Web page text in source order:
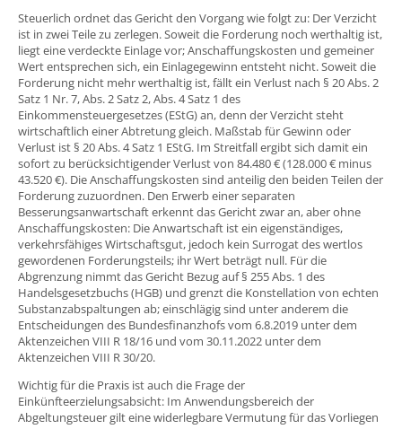
Steuerlich ordnet das Gericht den Vorgang wie folgt zu: Der Verzicht
ist in zwei Teile zu zerlegen. Soweit die Forderung noch werthaltig ist,
liegt eine verdeckte Einlage vor; Anschaffungskosten und gemeiner
Wert entsprechen sich, ein Einlagegewinn entsteht nicht. Soweit die
Forderung nicht mehr werthaltig ist, fällt ein Verlust nach § 20 Abs. 2
Satz 1 Nr. 7, Abs. 2 Satz 2, Abs. 4 Satz 1 des
Einkommensteuergesetzes (EStG) an, denn der Verzicht steht
wirtschaftlich einer Abtretung gleich. Maßstab für Gewinn oder
Verlust ist § 20 Abs. 4 Satz 1 EStG. Im Streitfall ergibt sich damit ein
sofort zu berücksichtigender Verlust von 84.480 € (128.000 € minus
43.520 €). Die Anschaffungskosten sind anteilig den beiden Teilen der
Forderung zuzuordnen. Den Erwerb einer separaten
Besserungsanwartschaft erkennt das Gericht zwar an, aber ohne
Anschaffungskosten: Die Anwartschaft ist ein eigenständiges,
verkehrsfähiges Wirtschaftsgut, jedoch kein Surrogat des wertlos
gewordenen Forderungsteils; ihr Wert beträgt null. Für die
Abgrenzung nimmt das Gericht Bezug auf § 255 Abs. 1 des
Handelsgesetzbuchs (HGB) und grenzt die Konstellation von echten
Substanzabspaltungen ab; einschlägig sind unter anderem die
Entscheidungen des Bundesfinanzhofs vom 6.8.2019 unter dem
Aktenzeichen VIII R 18/16 und vom 30.11.2022 unter dem
Aktenzeichen VIII R 30/20.
Wichtig für die Praxis ist auch die Frage der
Einkünfteerzielungsabsicht: Im Anwendungsbereich der
Abgeltungsteuer gilt eine widerlegbare Vermutung für das Vorliegen